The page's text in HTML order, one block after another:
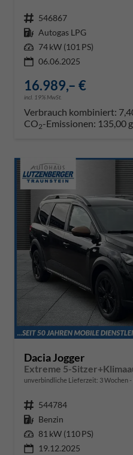
Fahrzeugnr. 546867
Kraftstoff Autogas LPG
Leistung 74 kW (101 PS)
06.06.2025
16.989,– €
incl. 19% MwSt.
Verbrauch kombiniert:
CO2-Emissionen: 135,00
Dacia Jogger
Extreme 5-
unverbindliche Lieferzeit: 3 Wochen
Fahrzeugnr. 544784
Kraftstoff Benzin
Leistung 81 kW (110 PS)
19.12.2025